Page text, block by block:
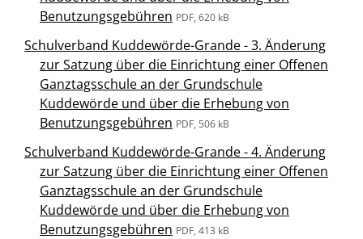
Benutzungsgebühren PDF, 620 kB
Schulverband Kuddewörde-Grande - 3. Änderung
zur Satzung über die Einrichtung einer Offenen
Ganztagsschule an der Grundschule
Kuddewörde und über die Erhebung von
Benutzungsgebühren PDF, 506 kB
Schulverband Kuddewörde-Grande - 4. Änderung
zur Satzung über die Einrichtung einer Offenen
Ganztagsschule an der Grundschule
Kuddewörde und über die Erhebung von
Benutzungsgebühren PDF, 413 kB